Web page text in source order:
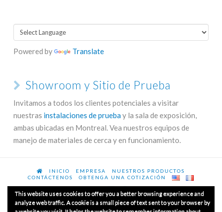
Powered by Translate
Showroom y Sitio de Prueba
Invitamos a todos los clientes potenciales a visitar
nuestras instalaciones de pruebay la sala de exposición,
ambas ubicadas en Montreal. Vea nuestros equipos de
manejo de materiales de cerca y en funcionamiento.
INICIO EMPRESA
NUESTROS PRODUCTOS
CONTÁCTENOS
OBTENGA UNA COTIZACIÓN
This website uses cookies to offer you a better browsing experience and
analyze web traffic. A cookie is a small piece of text sent to your browser by